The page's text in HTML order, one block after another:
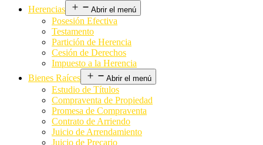
Herencias
Abrir el menú
Posesión Efectiva
Testamento
Partición de Herencia
Cesión de Derechos
Impuesto a la Herencia
Bienes Raíces
Abrir el menú
Estudio de Títulos
Compraventa de Propiedad
Promesa de Compraventa
Contrato de Arriendo
Juicio de Arrendamiento
Juicio de Precario